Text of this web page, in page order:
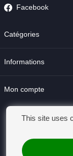
Facebook
Catégories
Informations
Mon compte
This site uses